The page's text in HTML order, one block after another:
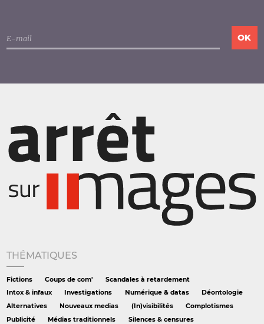
THÉMATIQUES
Fictions Coups de com'
Scandales à retardement
Intox & infaux
Investigations Numérique & datas
Déontologie
Alternatives
Nouveaux medias (In)visibilités
Complotismes
Publicité
Médias traditionnels
Silences & censures